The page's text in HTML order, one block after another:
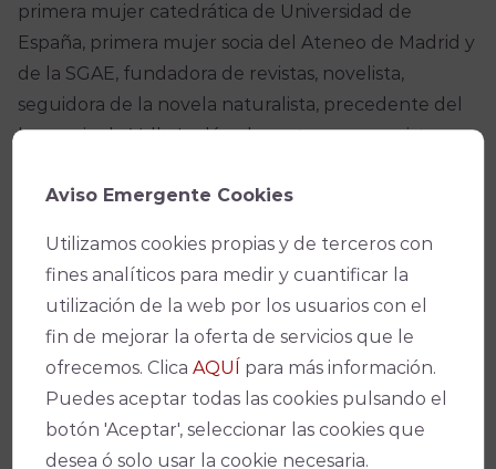
primera mujer catedrática de Universidad de
España, primera mujer socia del Ateneo de Madrid y
de la SGAE, fundadora de revistas, novelista,
seguidora de la novela naturalista, precedente del
lenguaje de Valle Inclán; dramaturga, ensayista,
prensa de su época, candidata a académica de la
Coruña, viajó por toda Europa, permaneció
temporadas en Santander y en Barcelona (en
donde conoció al intelectual Lázaro Galdiano, con
quien mantuvo una importante relación amorosa a
pesar de la que mantenía con el también novelista
Pérez Galdós), vivió más de treinta y cinco años en
Aviso Emergente Cookies
Utilizamos cookies propias y de terceros con
fines analíticos para medir y cuantificar la
utilización de la web por los usuarios con el
fin de mejorar la oferta de servicios que le
ofrecemos. ClicaAQUÍ
para más información.
Puedes aceptar todas las cookies pulsando el
botón 'Aceptar', seleccionar las cookies que
desea ó solo usar la cookie necesaria.